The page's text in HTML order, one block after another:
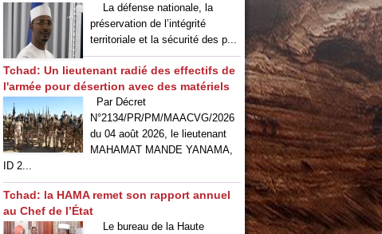
La défense nationale, la
préservation de l’intégrité
territoriale et la sécurité des p...
Tchad: Un lieutenant radié des effectifs de
l'armée pour désertion avec des matériels
Par Décret
N°2134/PR/PM/MAACVG/2026
du 04 août 2026, le lieutenant
MAHAMAT MANDE YANAMA,
ID 2...
Tchad: la HAMA remet son rapport annuel
au Chef de l’État
Le bureau de la Haute